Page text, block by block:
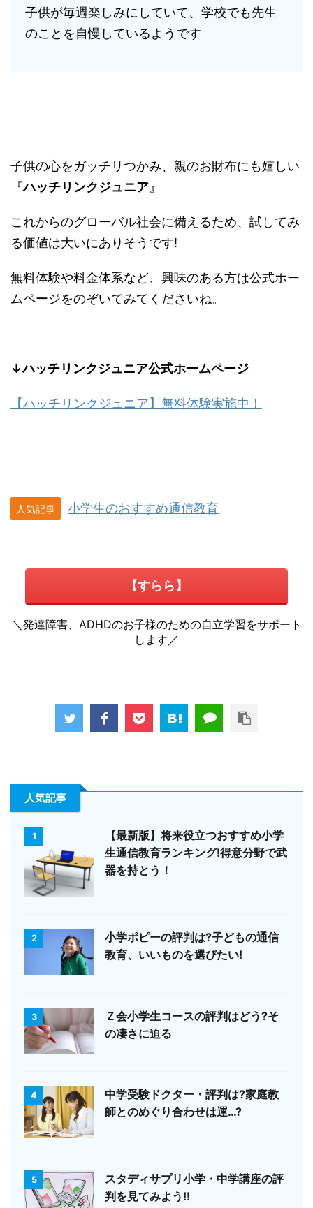
子供が毎週楽しみにしていて、学校でも先生
のことを自慢しているようです
子供の心をガッチリつかみ、親のお財布にも嬉しい
『ハッチリンクジュニア 』
これからのグローバル社会に備えるため、試してみ
る価値は大いにありそうです!
無料体験や料金体系など、興味のある方は公式ホー
ムページをのぞいてみてくださいね。
↓ハッチリンクジュニア公式ホームページ
【ハッチリンクジュニア】無料体験実施中！
人気記事 小学生のおすすめ通信教育
【すらら】
＼発達障害、ADHDのお子様のための自立学習をサポート
します／
人気記事
1
【最新版】将来役立つおすすめ小学
生通信教育ランキング!得意分野で武
器を持とう！
2
小学ポピーの評判は?子どもの通信
教育、いいものを選びたい!
3
Ｚ会小学生コースの評判はどう?そ
の凄さに迫る
4
中学受験ドクター・評判は?家庭教
師とのめぐり合わせは運…?
5
スタディサプリ小学・中学講座の評
判を見てみよう!!